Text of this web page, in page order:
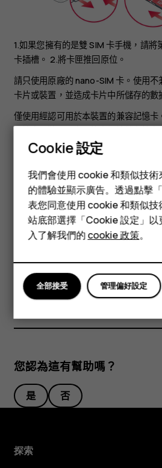
智慧型手機
功能型手機
配件
平板電腦
1.如果您擁有的是雙 SIM 卡手機，請將
卡插槽。 2.將卡匣推回原位。
請只使用原廠的 nano-SIM 卡。使用不
卡片或裝置，並造成卡片中所儲存的數
僅使用經認可用於本裝置的兼容記憶
損壞卡及裝置，亦可能會毀壞儲存於卡
貼士：若要了解您的手機是否可
閱銷售盒上的標籤。如果標籤上
有的是雙 SIM 卡手機。
重要： 請勿在應用程式使用記憶
能會損壞記憶卡及裝置，亦可能
據。
貼士：使用知名製造商的快速、
您認為這有幫助嗎？
是 否
探索
Cookie 設定
我們會使用 cookie 和類似技
的體驗並顯示廣告。透過點擊
表您同意使用 cookie 和類似
站底部選擇「Cookie 設定」以
入了解我們的cookie 政策。
管理偏好設定
全部接受